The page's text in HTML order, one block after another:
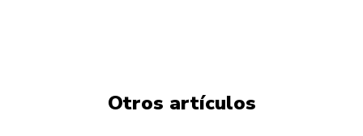
Otros artículos